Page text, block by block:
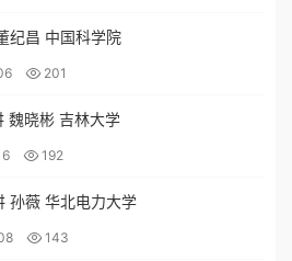
纪昌 中国科学院
201
魏晓彬 吉林大学
192
孙薇 华北电力大学
143